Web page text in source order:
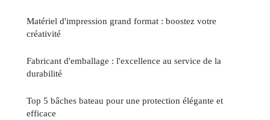
Matériel d'impression grand format : boostez votre
créativité
Fabricant d'emballage : l'excellence au service de la
durabilité
Top 5 bâches bateau pour une protection élégante et
efficace